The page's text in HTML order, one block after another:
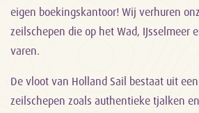
eigen boekingskantoor! Wij verhuren
zeilschepen die op het Wad, IJsselmeer
varen.
De vloot van Holland Sail bestaat uit
zeilschepen zoals authentieke tjalken